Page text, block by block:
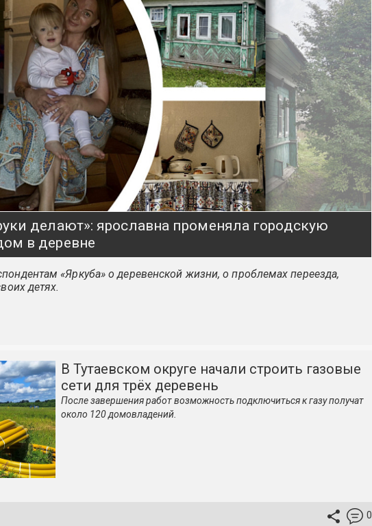
делают»: ярославна променяла городскую
в деревне
«Яркуба» о деревенской жизни, о проблемах переезда,
детях.
В Тутаевском округе начали строить газовые
сети для трёх деревень
После завершения работ возможность подключиться к газу получат
около 120 домовладений.
0